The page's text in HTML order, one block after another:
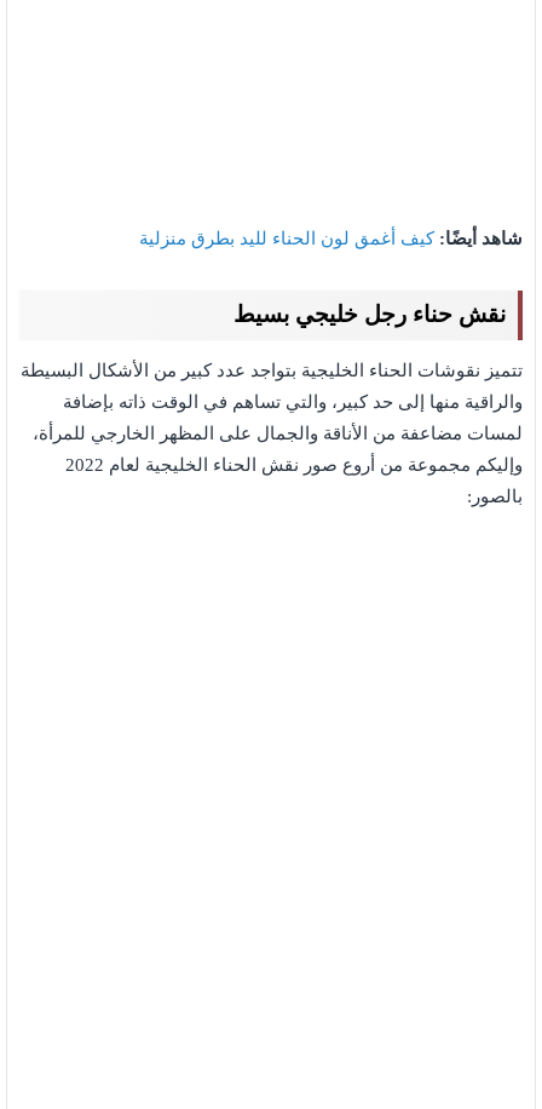
شاهد أيضًا:كيف أغمق لون الحناء لليد بطرق منزلية
نقش حناء رجل خليجي بسيط
تتميز نقوشات الحناء الخليجية بتواجد عدد كبير من الأشكال البسيطة
والراقية منها إلى حد كبير، والتي تساهم في الوقت ذاته بإضافة
لمسات مضاعفة من الأناقة والجمال على المظهر الخارجي للمرأة،
وإليكم مجموعة من أروع صور نقش الحناء الخليجية لعام 2022
بالصور: